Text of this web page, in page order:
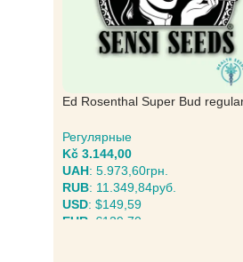
Ed Rosenthal Super Bud
Регулярные
Kč 3.144,00
UAH: 5.973,60грн.
RUB: 11.349,84руб.
USD: $149,59
EUR €129,70